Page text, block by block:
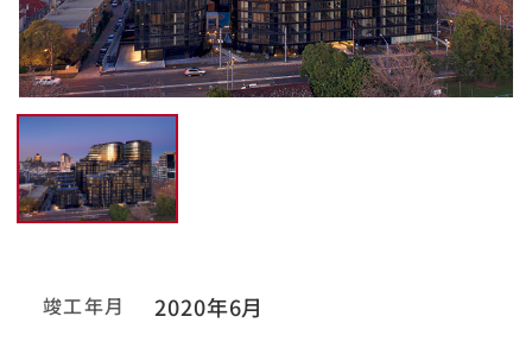
竣工年月 2020年6月